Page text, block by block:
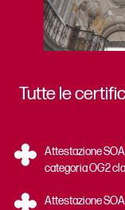
Tutte le
Attestazione
categoria OG2
Attestazione